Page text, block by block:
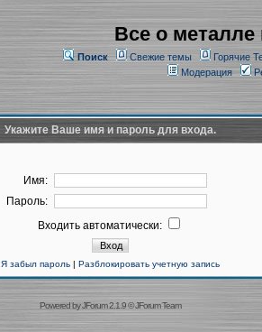
Все о металле
Поиск Свежие темы Горячие
Модерация
Укажите Ваше имя и пароль для входа.
Имя:
Пароль:
Входить автоматически:
Я забыл пароль| Разблокировать учетную запись
Powered byJForum 2.1.9©JForum Team